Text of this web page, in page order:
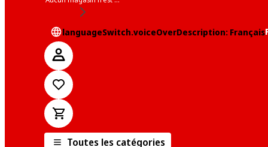
languageSwitch.voiceOverDescription: Français
Toutes les catégories